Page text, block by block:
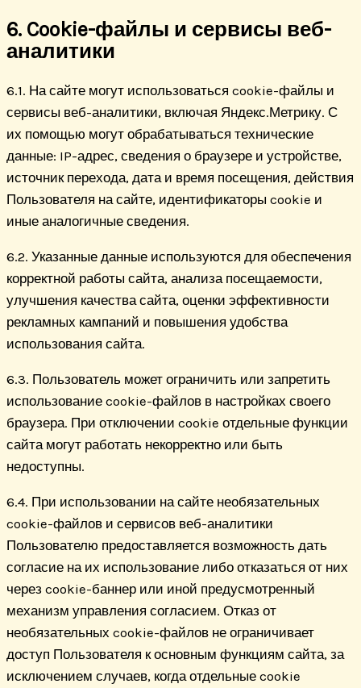
6. Cookie-файлы и сервисы веб-
аналитики
6.1. На сайте могут использоваться cookie-файлы и
сервисы веб-аналитики, включая Яндекс.Метрику. С
их помощью могут обрабатываться технические
данные: IP-адрес, сведения о браузере и устройстве,
источник перехода, дата и время посещения, действия
Пользователя на сайте, идентификаторы cookie и
иные аналогичные сведения.
6.2. Указанные данные используются для обеспечения
корректной работы сайта, анализа посещаемости,
улучшения качества сайта, оценки эффективности
рекламных кампаний и повышения удобства
использования сайта.
6.3. Пользователь может ограничить или запретить
использование cookie-файлов в настройках своего
браузера. При отключении cookie отдельные функции
сайта могут работать некорректно или быть
недоступны.
6.4. При использовании на сайте необязательных
cookie-файлов и сервисов веб-аналитики
Пользователю предоставляется возможность дать
согласие на их использование либо отказаться от них
через cookie-баннер или иной предусмотренный
механизм управления согласием. Отказ от
необязательных cookie-файлов не ограничивает
доступ Пользователя к основным функциям сайта, за
исключением случаев, когда отдельные cookie